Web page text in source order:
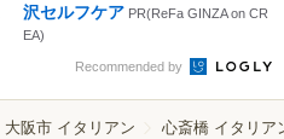
沢セルフケア PR(ReFa GINZA on CR
EA)
Recommended by
大阪市 イタリアン 心斎橋 イタリア